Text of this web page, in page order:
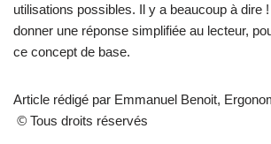
utilisations possibles. Il y a beaucoup à dire
donner une réponse simplifiée au lecteur,
ce concept de base.
Article rédigé par Emmanuel Benoit,
© Tous droits réservés